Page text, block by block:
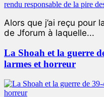
Alors que j’ai reçu pour
de Jforum à laquelle...
La Shoah et la guerre
larmes et horreur